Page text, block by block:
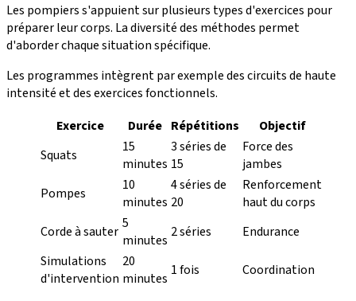
Les pompiers s'appuient sur plusieurs types d'exercices pour
préparer leur corps. La diversité des méthodes permet
d'aborder chaque situation spécifique.
Les programmes intègrent par exemple des circuits de haute
intensité et des exercices fonctionnels.
Exercice
Durée Répétitions
Objectif
Squats
15
minutes
3 séries de
15
Force des
jambes
Pompes
10
minutes
4 séries de
20
Renforcement
haut du corps
Corde à sauter 5
minutes 2 séries
Endurance
Simulations
d'intervention
20
minutes 1 fois Coordination